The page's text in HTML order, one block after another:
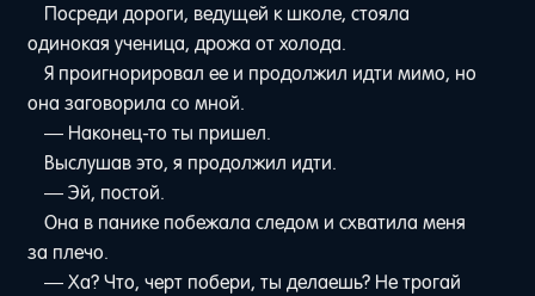
Посреди дороги, ведущей к школе, стояла
одинокая ученица, дрожа от холода.
Я проигнорировал ее и продолжил идти мимо, но
она заговорила со мной.
— Наконец-то ты пришел.
Выслушав это, я продолжил идти.
— Эй, постой.
Она в панике побежала следом и схватила меня
за плечо.
— Ха? Что, черт побери, ты делаешь? Не трогай